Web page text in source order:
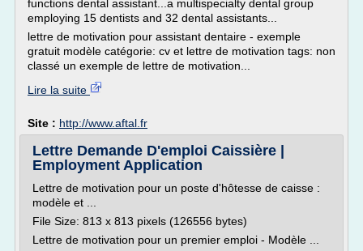
functions dental assistant...a multispecialty dental group
employing 15 dentists and 32 dental assistants...
lettre de motivation pour assistant dentaire - exemple
gratuit modèle catégorie: cv et lettre de motivation tags: non
classé un exemple de lettre de motivation...
Lire la suite
Site : http://www.aftal.fr
Lettre Demande D'emploi Caissière |
Employment Application
Lettre de motivation pour un poste d'hôtesse de caisse :
modèle et ...
File Size: 813 x 813 pixels (126556 bytes)
Lettre de motivation pour un premier emploi - Modèle ...